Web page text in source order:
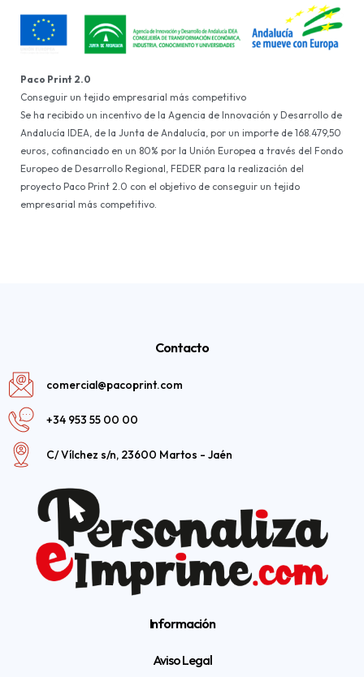
Paco Print 2.0
Conseguir un tejido empresarial más competitivo
Se ha recibido un incentivo de la Agencia de Innovación y Desarrollo de
Andalucía IDEA, de la Junta de Andalucía, por un importe de 168.479,50
euros, cofinanciado en un 80% por la Unión Europea a través del Fondo
Europeo de Desarrollo Regional, FEDER para la realización del
proyecto Paco Print 2.0 con el objetivo de conseguir un tejido
empresarial más competitivo.
Contacto
comercial@pacoprint.com
+34 953 55 00 00
C/ Vílchez s/n, 23600 Martos - Jaén
Información
Aviso Legal